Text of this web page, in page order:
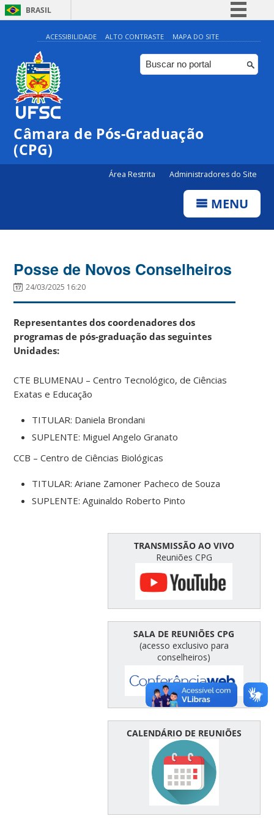
BRASIL
Simplifique!
Comunica BR
Participe
Canais
ACESSIBILIDADE ALTO CONTRASTE MAPA DO SITE
Câmara de Pós-Graduação
(CPG)
Área Restrita Administradores do Site
MENU
Posse de Novos Conselheiros
24/03/2025 16:20
Representantes dos coordenadores dos
programas de pós-graduação das seguintes
Unidades:
CTE BLUMENAU – Centro Tecnológico, de Ciências
Exatas e Educação
TITULAR: Daniela Brondani
SUPLENTE: Miguel Angelo Granato
CCB – Centro de Ciências Biológicas
TITULAR:Ariane Zamoner Pacheco de Souza
SUPLENTE:Aguinaldo Roberto Pinto
TRANSMISSÃO AO VIVO
Reuniões CPG
SALA DE REUNIÕES CPG
(acesso exclusivo para
conselheiros)
CALENDÁRIO DE REUNIÕES